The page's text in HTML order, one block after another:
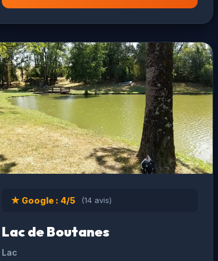
★ Google : 4/5 (14 avis)
Lac de Boutanes
Lac